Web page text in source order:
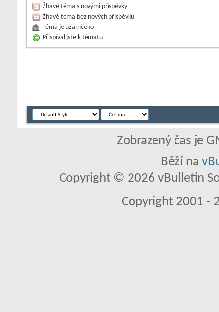
Žhavé téma s novými příspěvky
Žhavé téma bez nových příspěvků
Téma je uzamčeno
Přispíval jste k tématu
Zobrazený čas je
Běží na
Copyright © 2026 vBulletin
Copyright 2001 -